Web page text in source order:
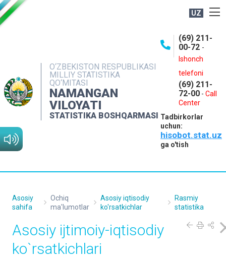
UZ
O‘ZBEKISTON RESPUBLIKASI
MILLIY STATISTIKA
QO‘MITASI
NAMANGAN
VILOYATI
STATISTIKA BOSHQARMASI
(69) 211-
00-72 -
Ishonch
telefoni
(69) 211-
72-00 - Call
Center
Tadbirkorlar
uchun:
hisobot.stat.uz
ga o'tish
NASHRLAR
INTERAKTIV XIZMATLAR
MATBUOT XIZMATI
MUROJAATLAR
Asosiy
sahifa
Ochiq
ma'lumotlar
Asosiy iqtisodiy
ko'rsatkichlar
Rasmiy
statistika
Asosiy ijtimoiy-iqtisodiy
ko`rsаtkichlаri